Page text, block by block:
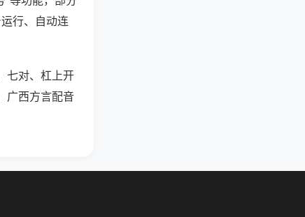
行、自动连
七对、杠上开
广西方言配音